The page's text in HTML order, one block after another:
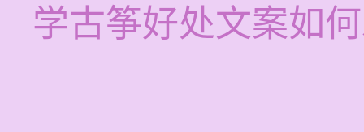
学古筝好处文案如